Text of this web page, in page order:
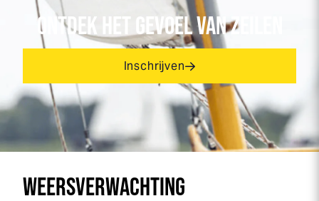
ONTDEK HET GEVOEL VAN ZEILEN
Inschrijven
WEERSVERWACHTING